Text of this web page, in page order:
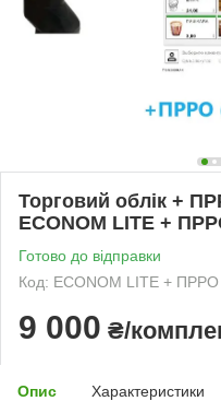
Торговий облік +
ECONOM LITE +
Готово до відправки
Код: ECONOM LITE + ПРРО
9 000 ₴/
Опис Характеристики